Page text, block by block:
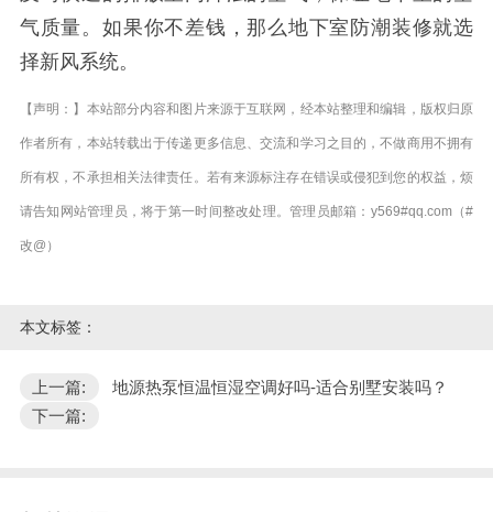
气质量。如果你不差钱，那么地下室防潮装修就选
择新风系统。
【声明：】本站部分内容和图片来源于互联网，经本站整理和编辑，版权归原
作者所有，本站转载出于传递更多信息、交流和学习之目的，不做商用不拥有
所有权，不承担相关法律责任。若有来源标注存在错误或侵犯到您的权益，烦
请告知网站管理员，将于第一时间整改处理。管理员邮箱：y569#qq.com（#
改@）
本文标签：
上一篇:
地源热泵恒温恒湿空调好吗-适合别墅安装吗？
下一篇: